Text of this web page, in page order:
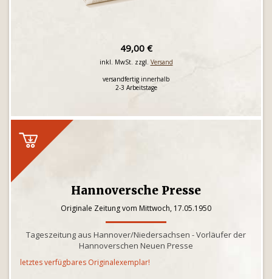
49,00 €
inkl. MwSt. zzgl. Versand
versandfertig innerhalb
2-3 Arbeitstage
Hannoversche Presse
Originale Zeitung vom Mittwoch, 17.05.1950
Tageszeitung aus Hannover/Niedersachsen - Vorläufer der
Hannoverschen Neuen Presse
letztes verfügbares Originalexemplar!